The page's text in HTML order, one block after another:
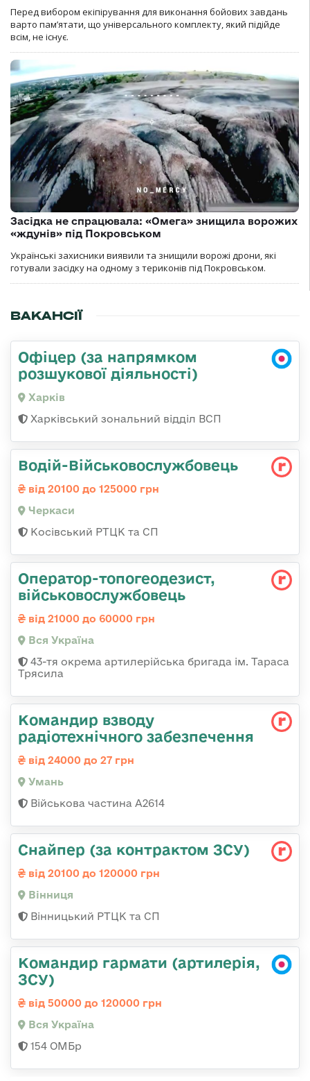
Перед вибором екіпірування для виконання бойових завдань
варто пам’ятати, що універсального комплекту, який підійде
всім, не існує.
Засідка не спрацювала: «Омега» знищила ворожих
«ждунів» під Покровськом
Українські захисники виявили та знищили ворожі дрони, які
готували засідку на одному з териконів під Покровськом.
ВАКАНСІЇ
Офіцер (за напрямком
розшукової діяльності)
Харків
Харківський зональний відділ ВСП
Водій-Військовослужбовець
від 20100 до 125000 грн
Черкаси
Косівський РТЦК та СП
Оператор-топогеодезист,
військовослужбовець
від 21000 до 60000 грн
Вся Україна
43-тя окрема артилерійська бригада ім. Тараса
Трясила
Командир взводу
радіотехнічного забезпечення
від 24000 до 27 грн
Умань
Військова частина А2614
Снайпер (за контрактом ЗСУ)
від 20100 до 120000 грн
Вінниця
Вінницький РТЦК та СП
Командир гармати (артилерія,
ЗСУ)
від 50000 до 120000 грн
Вся Україна
154 ОМБр